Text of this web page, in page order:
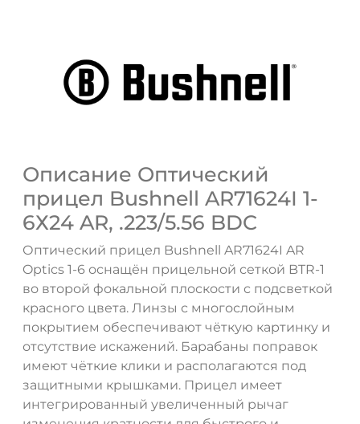
Описание Оптический
прицел Bushnell AR71624I 1-
6Х24 AR, .223/5.56 BDC
Оптический прицел Bushnell AR71624I AR
Optics 1-6 оснащён прицельной сеткой BTR-1
во второй фокальной плоскости с подсветкой
красного цвета. Линзы с многослойным
покрытием обеспечивают чёткую картинку и
отсутствие искажений. Барабаны поправок
имеют чёткие клики и располагаются под
защитными крышками. Прицел имеет
интегрированный увеличенный рычаг
ДА НЕТ